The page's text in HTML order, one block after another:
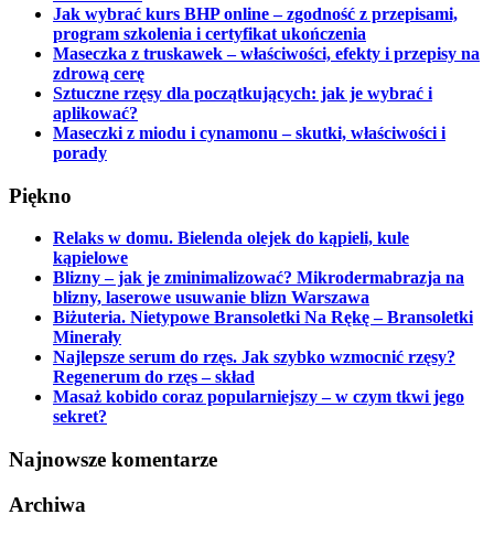
Jak wybrać kurs BHP online – zgodność z przepisami,
program szkolenia i certyfikat ukończenia
Maseczka z truskawek – właściwości, efekty i przepisy na
zdrową cerę
Sztuczne rzęsy dla początkujących: jak je wybrać i
aplikować?
Maseczki z miodu i cynamonu – skutki, właściwości i
porady
Piękno
Relaks w domu. Bielenda olejek do kąpieli, kule
kąpielowe
Blizny – jak je zminimalizować? Mikrodermabrazja na
blizny, laserowe usuwanie blizn Warszawa
Biżuteria. Nietypowe Bransoletki Na Rękę – Bransoletki
Minerały
Najlepsze serum do rzęs. Jak szybko wzmocnić rzęsy?
Regenerum do rzęs – skład
Masaż kobido coraz popularniejszy – w czym tkwi jego
sekret?
Najnowsze komentarze
Archiwa